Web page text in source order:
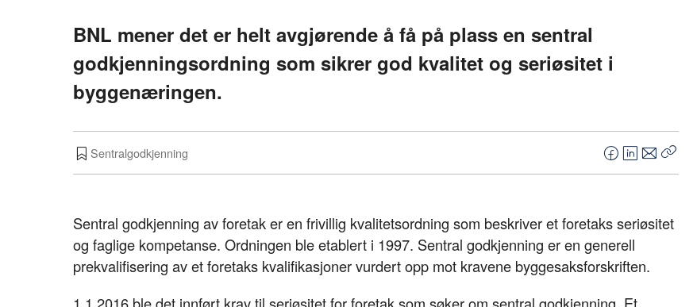
BNL mener det er helt avgjørende å få på plass en sentral
godkjenningsordning som sikrer god kvalitet og seriøsitet i
byggenæringen.
Sentralgodkjenning
F
a
e
o
o
L
i
k
d
I
n
E
-
o
Kopier
Sentral godkjenning av foretak er en frivillig kvalitetsordning som beskriver et foretaks seriøsitet
og faglige kompetanse. Ordningen ble etablert i 1997. Sentral godkjenning er en generell
prekvalifisering av et foretaks kvalifikasjoner vurdert opp mot kravene byggesaksforskriften.